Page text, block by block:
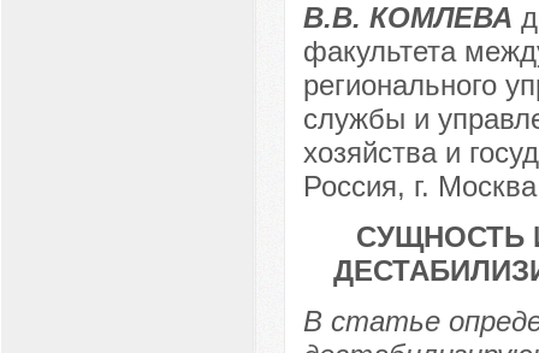
В.В. КОМЛЕВА
факультета
регионального
службы и
хозяйства и
Россия, г. Москва
СУЩНОСТЬ
В статье